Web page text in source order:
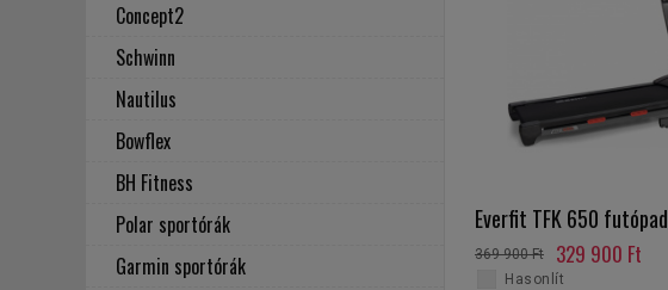
Everfit TFK 650 futópad
369 900 Ft 329 900 Ft
Hasonlít
Concept2
Schwinn
Nautilus
Bowflex
BH Fitness
Polar sportórák
Garmin sportórák